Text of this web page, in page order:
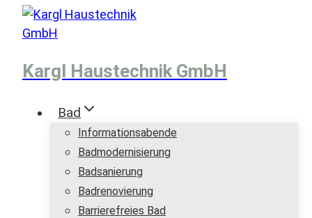
Kargl Haustechnik GmbH
Bad
Informationsabende
Badmodernisierung
Badsanierung
Badrenovierung
Barrierefreies Bad